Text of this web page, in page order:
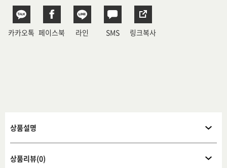
카카오톡 페이스북 라인 SMS 링크복사
상품설명
상품리뷰(0)